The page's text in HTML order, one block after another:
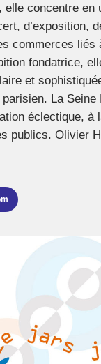
elle concentre en
d’exposition,
commerces liés
fondatrice,
et
parisien. La
éclectique, à
publics. Olivier